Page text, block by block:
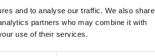
and to analyse our traffic. We also share
partners who may combine it with
use of their services.